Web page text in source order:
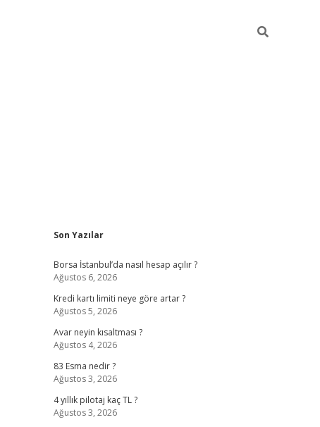
Sidebar
Son Yazılar
Borsa İstanbul’da nasıl hesap açılır ?
Ağustos 6, 2026
Kredi kartı limiti neye göre artar ?
Ağustos 5, 2026
Avar neyin kısaltması ?
Ağustos 4, 2026
83 Esma nedir ?
Ağustos 3, 2026
4 yıllık pilotaj kaç TL ?
Ağustos 3, 2026